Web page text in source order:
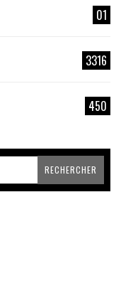
01
3316
450